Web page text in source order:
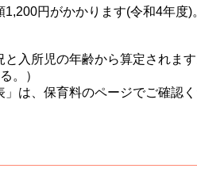
円がかかります(令和4年度
入所児の年齢から算定されま
。）
は、保育料のページでご確認く